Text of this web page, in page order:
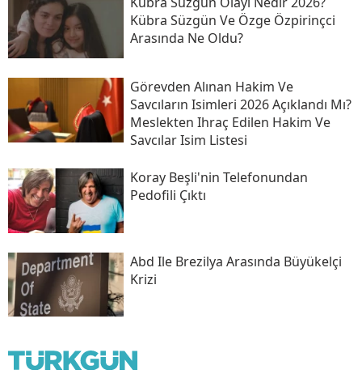
Kübra Süzgün Ve Özge Özpirinçci
Arasında Ne Oldu?
Görevden Alınan Hakim Ve
Savcıların Isimleri 2026 Açıklandı Mı?
Meslekten Ihraç Edilen Hakim Ve
Savcılar Isim Listesi
Koray Beşli'nin Telefonundan
Pedofili Çıktı
Abd Ile Brezilya Arasında Büyükelçi
Krizi